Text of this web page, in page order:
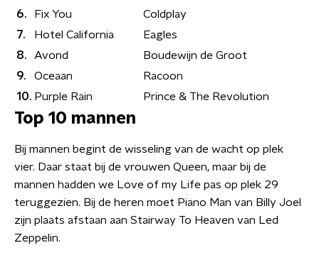
6.
Fix You
Coldplay
7.
Hotel California
Eagles
8.
Avond
Boudewijn de Groot
9.
Oceaan
Racoon
10. Purple Rain Prince & The Revolution
Top 10 mannen
Bij mannen begint de wisseling van de wacht op plek
vier. Daar staat bij de vrouwen Queen, maar bij de
mannen hadden we Love of my Life pas op plek 29
teruggezien. Bij de heren moet Piano Man van Billy Joel
zijn plaats afstaan aan Stairway To Heaven van Led
Zeppelin.